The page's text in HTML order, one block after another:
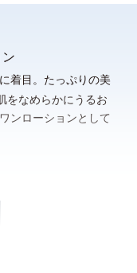
２cm）をとり、水ま
の後しっかり洗い流
等の器に適量をとり、水または
着目。たっぷりの美
をなめらかにうるお
ンローションとして